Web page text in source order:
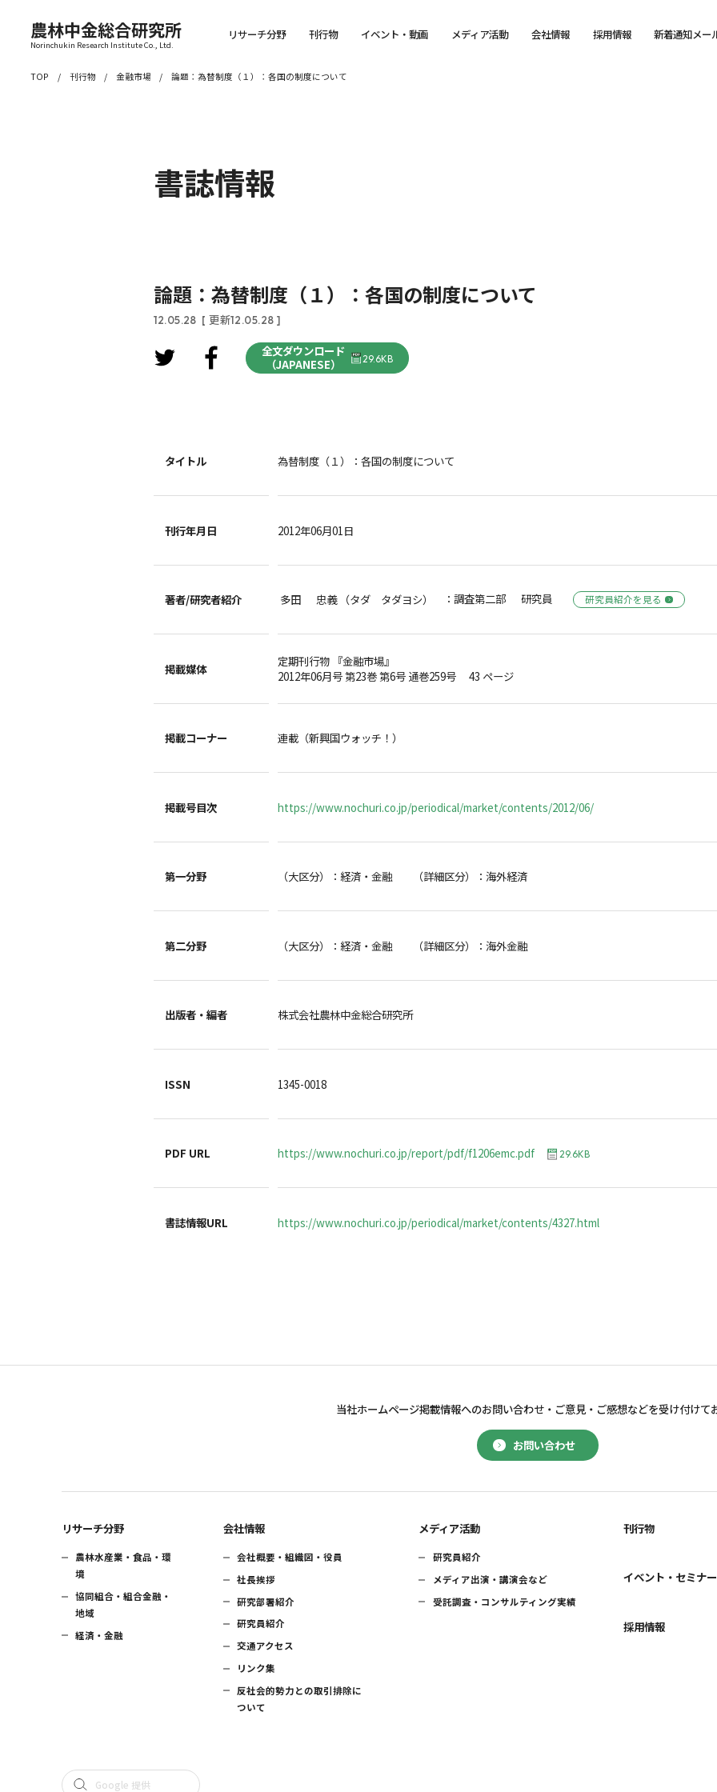
農林中金総合研究所
Norinchukin Research Institute Co., Ltd.
リサーチ分野 刊行物 イベント・動画 メディア活動 会社情報 採用情報 新着通知メー
TOP 刊行物 金融市場 論題：為替制度（１）：各国の制度について
書誌情報
論題：為替制度（１）：各国の制度について
12.05.28 [ 更新12.05.28 ]
全文ダウンロード
（JAPANESE）
29.6KB
タイトル 為替制度（１）：各国の制度について
刊行年月日 2012年06月01日
著者/研究者紹介 多田 忠義 （タダ タダヨシ） ：調査第二部 研究員 研究員紹介を見る
掲載媒体
定期刊行物 『金融市場』
2012年06月号 第23巻 第6号 通巻259号 43 ページ
掲載コーナー 連載（新興国ウォッチ！）
掲載号目次 https://www.nochuri.co.jp/periodical/market/contents/2012/06/
第一分野 （大区分）：経済・金融 （詳細区分）：海外経済
第二分野 （大区分）：経済・金融 （詳細区分）：海外金融
出版者・編者 株式会社農林中金総合研究所
ISSN 1345-0018
PDF URL https://www.nochuri.co.jp/report/pdf/f1206emc.pdf 29.6KB
書誌情報URL https://www.nochuri.co.jp/periodical/market/contents/4327.html
お問い合わせ
当社ホームページ掲載情報へのお問い合わせ・ ご意見・ご感想などを受け付けて
リサーチ分野
農林水産業・食品・環
境
協同組合・組合金融・
地域
経済・金融
会社情報
会社概要・組織図・役員
社長挨拶
研究部署紹介
研究員紹介
交通アクセス
リンク集
反社会的勢力との取引排除に
ついて
メディア活動
研究員紹介
メディア出演・講演会など
受託調査・コンサルティング実績
刊行物
イベント・セミナー
採用情報